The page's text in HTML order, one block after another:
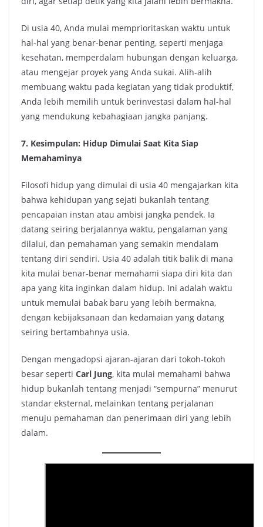
Di usia 40, Anda mulai memprioritaskan waktu untuk
hal-hal yang benar-benar penting, seperti menjaga
kesehatan, memperdalam hubungan dengan keluarga,
atau mengejar proyek yang Anda sukai. Alih-alih
membuang waktu pada kegiatan yang tidak produktif,
Anda lebih memilih untuk berinvestasi dalam hal-hal
yang mendukung kebahagiaan jangka panjang.
7. Kesimpulan: Hidup Dimulai Saat Kita Siap
Memahaminya
Filosofi hidup yang dimulai di usia 40 mengajarkan kita
bahwa kehidupan yang sejati bukanlah tentang
pencapaian instan atau ambisi jangka pendek. Ia
datang seiring berjalannya waktu, pengalaman yang
dilalui, dan pemahaman yang semakin mendalam
tentang diri sendiri. Usia 40 adalah titik balik di mana
kita mulai benar-benar memahami siapa diri kita dan
apa yang kita inginkan dalam hidup. Ini adalah waktu
untuk memulai babak baru yang lebih bermakna,
dengan kebijaksanaan dan kedamaian yang datang
seiring bertambahnya usia.
Dengan mengadopsi ajaran-ajaran dari tokoh-tokoh
besar seperti Carl Jung, kita mulai memahami bahwa
hidup bukanlah tentang menjadi “sempurna” menurut
standar eksternal, melainkan tentang perjalanan
menuju pemahaman dan penerimaan diri yang lebih
dalam.